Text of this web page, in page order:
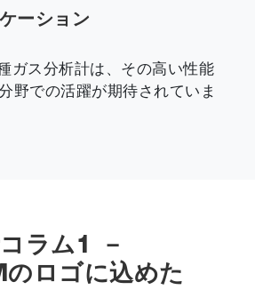
ーション
ガス分析計は、その高い性能
野での活躍が期待されていま
ラム1 －
のロゴに込めた